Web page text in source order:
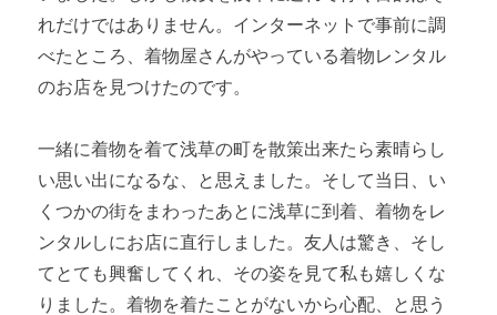
れだけではありません。インターネットで事前に調
べたところ、着物屋さんがやっている着物レンタル
のお店を見つけたのです。
一緒に着物を着て浅草の町を散策出来たら素晴らし
い思い出になるな、と思えました。そして当日、い
くつかの街をまわったあとに浅草に到着、着物をレ
ンタルしにお店に直行しました。友人は驚き、そし
てとても興奮してくれ、その姿を見て私も嬉しくな
りました。着物を着たことがないから心配、と思う